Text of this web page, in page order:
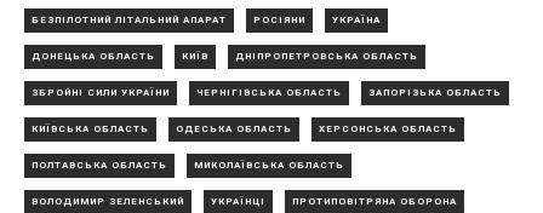
БЕЗПІЛОТНИЙ ЛІТАЛЬНИЙ АПАРАТ РОСІЯНИ УКРАЇНА
ДОНЕЦЬКА ОБЛАСТЬ КИЇВ ДНІПРОПЕТРОВСЬКА ОБЛАСТЬ
ЗБРОЙНІ СИЛИ УКРАЇНИ ЧЕРНІГІВСЬКА ОБЛАСТЬ ЗАПОРІЗЬКА ОБЛАСТЬ
КИЇВСЬКА ОБЛАСТЬ ОДЕСЬКА ОБЛАСТЬ ХЕРСОНСЬКА ОБЛАСТЬ
ПОЛТАВСЬКА ОБЛАСТЬ МИКОЛАЇВСЬКА ОБЛАСТЬ
ВОЛОДИМИР ЗЕЛЕНСЬКИЙ УКРАЇНЦІ ПРОТИПОВІТРЯНА ОБОРОНА